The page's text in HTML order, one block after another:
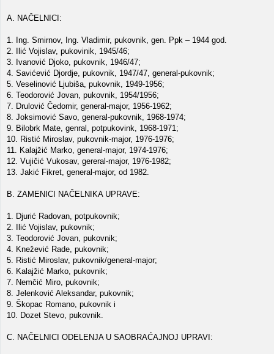
A. NAČELNICI:
1. Ing. Smirnov, Ing. Vladimir, pukovnik, gen. Ppk – 1944 god.
2. Ilić Vojislav, pukovinik, 1945/46;
3. Ivanović Djoko, pukovnik, 1946/47;
4. Savićević Djordje, pukovnik, 1947/47, general-pukovnik;
5. Veselinović Ljubiša, pukovnik, 1949-1956;
6. Teodorović Jovan, pukovnik, 1954/1956;
7. Drulović Čedomir, general-major, 1956-1962;
8. Joksimović Savo, general-pukovnik, 1968-1974;
9. Bilobrk Mate, genral, potpukovink, 1968-1971;
10. Ristić Miroslav, pukovnik-major, 1976-1976;
11. Kalajžić Marko, general-major, 1974-1976;
12. Vujičić Vukosav, gereral-major, 1976-1982;
13. Jakić Fikret, general-major, od 1982.
B. ZAMENICI NAČELNIKA UPRAVE:
1. Djurić Radovan, potpukovnik;
2. Ilić Vojislav, pukovnik;
3. Teodorović Jovan, pukovnik;
4. Knežević Rade, pukovnik;
5. Ristić Miroslav, pukovnik/general-major;
6. Kalajžić Marko, pukovnik;
7. Nemčić Miro, pukovnik;
8. Jelenković Aleksandar, pukovnik;
9. Škopac Romano, pukovnik i
10. Dozet Stevo, pukovnik.
C. NAČELNICI ODELENJA U SAOBRAĆAJNOJ UPRAVI: